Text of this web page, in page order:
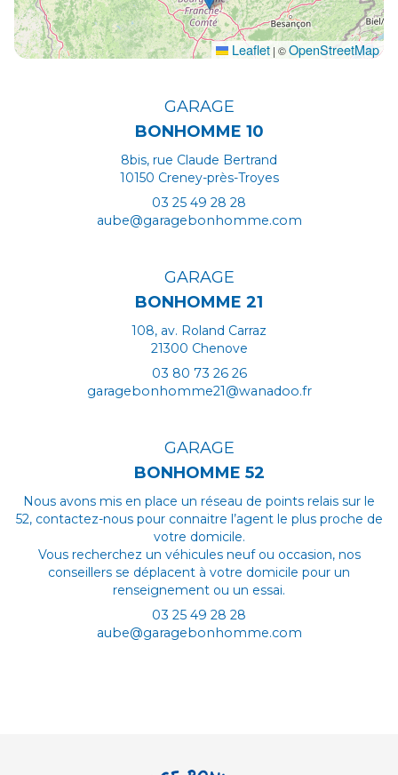
Leaflet | ©OpenStreetMap
GARAGE
BONHOMME 10
8bis, rue Claude Bertrand
10150 Creney-près-Troyes
03 25 49 28 28
aube@garagebonhomme.com
Lundi au vendredi :
9h00 - 12h00 / 14h00 - 18h00
Samedi :
9h00 - 12h00
GARAGE
BONHOMME 21
108, av. Roland Carraz
21300 Chenove
03 80 73 26 26
garagebonhomme21@wanadoo.fr
Mardi au samedi :
9h00 - 12h00 / 14h00 - 18h00
GARAGE
BONHOMME 52
Nous avons mis en place un réseau de points relais sur le
52, contactez-nous pour connaitre l’agent le plus proche de
votre domicile.
Vous recherchez un véhicules neuf ou occasion, nos
conseillers se déplacent à votre domicile pour un
renseignement ou un essai.
03 25 49 28 28
aube@garagebonhomme.com